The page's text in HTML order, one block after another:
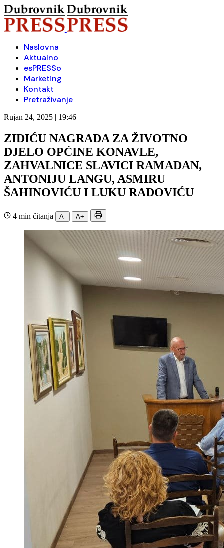
Naslovna
Aktualno
esPRESSo
Marketing
Kontakt
Pretraživanje
Rujan 24, 2025 | 19:46
ZIDIĆU NAGRADA ZA ŽIVOTNO
DJELO OPĆINE KONAVLE,
ZAHVALNICE SLAVICI RAMADAN,
ANTONIJU LANGU, ASMIRU
ŠAHINOVIĆU I LUKU RADOVIĆU
4 min čitanja A- A+